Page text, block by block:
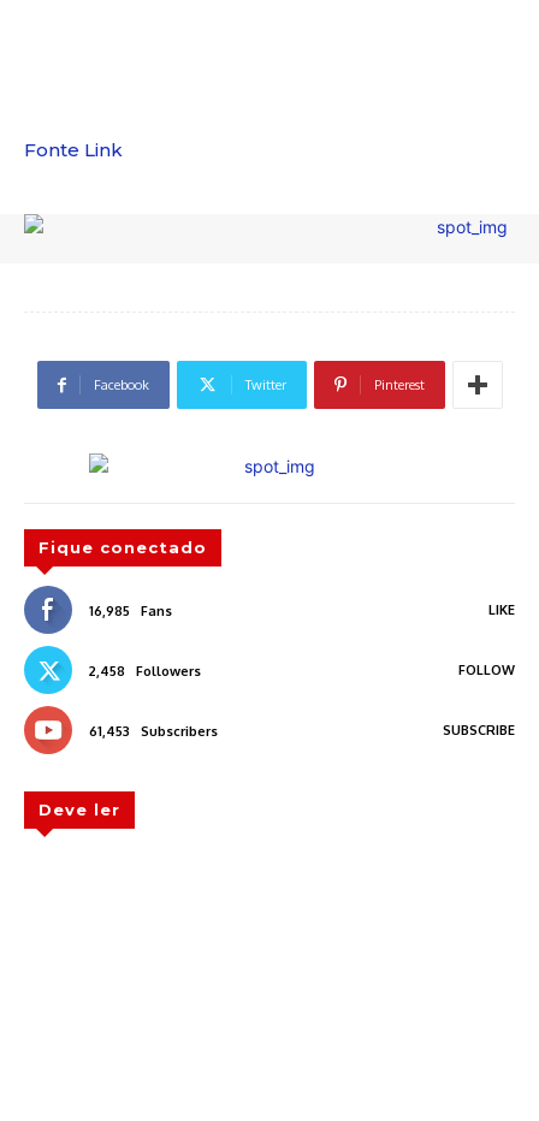
Fonte Link
Facebook Twitter Pinterest
Fique conectado
16,985 Fans LIKE
2,458 Followers FOLLOW
61,453 Subscribers SUBSCRIBE
Deve ler